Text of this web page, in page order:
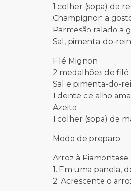
1 colher (sopa) de
Champignon a
Parmesão ralado a
Sal, pimenta-do-
Filé Mignon
2 medalhões de
Sal e pimenta-do-
1 dente de alho
Azeite
1 colher (sopa) de
Modo de preparo
Arroz à Piamontese
1. Em uma panela,
2. Acrescente o